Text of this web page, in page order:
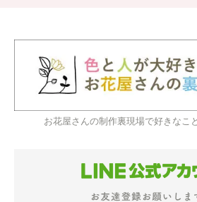
お花屋さんの制作裏現場で好きなこ